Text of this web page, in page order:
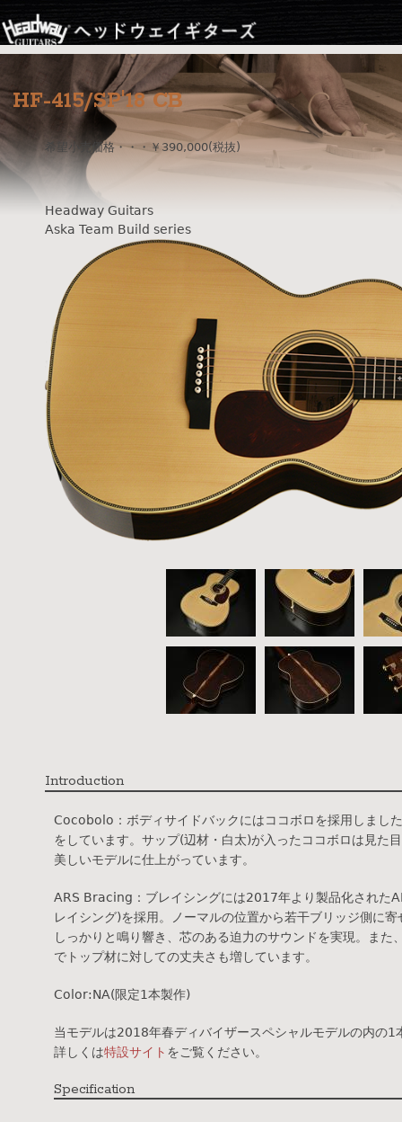
Jump to navigation
HF-415/SP'18 CB
希望小売価格・・・￥390,000(税抜)
Headway Guitars
Aska Team Build series
Introduction
Cocobolo：ボディサイドバックにはココボロを採用しまし
をしています。サップ(辺材・白太)が入ったココボロは見た
美しいモデルに仕上がっています。
ARS Bracing：ブレイシングには2017年より製品化された
レイシング)を採用。ノーマルの位置から若干ブリッジ側に
しっかりと鳴り響き、芯のある迫力のサウンドを実現。また
でトップ材に対しての丈夫さも増しています。
Color:NA(限定1本製作)
当モデルは2018年春ディバイザースペシャルモデルの内の1
詳しくは特設サイト をご覧ください。
Specification